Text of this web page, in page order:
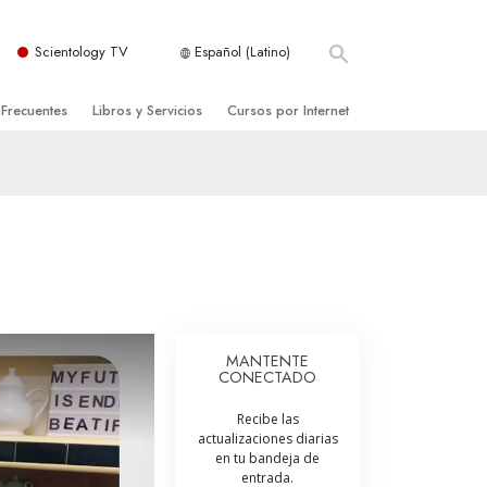
Scientology TV Español (Latino)
Libros y Servicios
Iniciales
Cursos por Internet
Ayudas para Enfermedades y Lesiones
La Integridad y la Honestidad
El Matrimonio
La Escala Tonal Emocional
MANTENTE
CONECTADO
Recibe las
actualizaciones diarias
en tu bandeja de
entrada.